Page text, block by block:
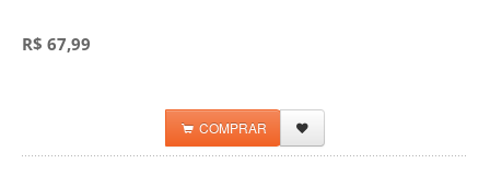
R$ 67,99
COMPRAR